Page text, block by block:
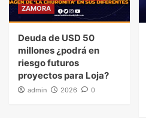
ZAMORA
Deuda de USD 50
millones ¿podrá en
riesgo futuros
proyectos para Loja?
admin 2026 0